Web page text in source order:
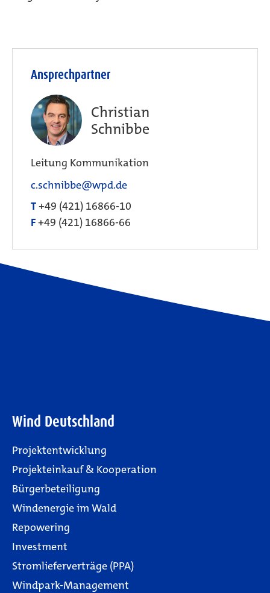
Ansprechpartner
Christian
Schnibbe
Leitung Kommunikation
c.schnibbe@wpd.de
T+49 (421) 16866-10
F+49 (421) 16866-66
Wind Deutschland
Projektentwicklung
Projekteinkauf & Kooperation
Bürgerbeteiligung
Windenergie im Wald
Repowering
Investment
Stromlieferverträge (PPA)
Windpark-Management